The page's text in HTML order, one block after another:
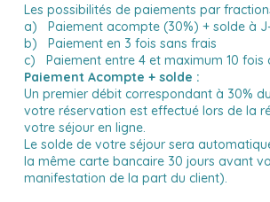
Les possibilités de paiements par
a) Paiement acompte (30%) + solde à
b) Paiement en 3 fois sans frais
c) Paiement entre 4 et maximum 10 fois
Paiement Acompte + solde :
Un premier débit correspondant à 30%
votre réservation est effectué lors de la
votre séjour en ligne.
Le solde de votre séjour sera
la même carte bancaire 30 jours avant
manifestation de la part du client).